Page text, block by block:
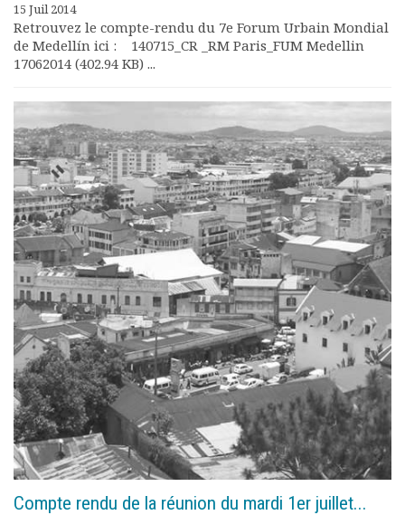
15 Juil 2014
Retrouvez le compte-rendu du 7e Forum Urbain Mondial
de Medellín ici : 140715_CR _RM Paris_FUM Medellin
17062014 (402.94 KB) ...
Compte rendu de la réunion du mardi 1er juillet...